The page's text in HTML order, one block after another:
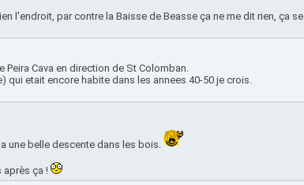
l'endroit, par contre la Baisse de Beasse ça ne me dit rien, ça se
Cava en direction de St Colomban.
qui etait encore habite dans les annees 40-50 je crois.
une belle descente dans les bois.
après ça !